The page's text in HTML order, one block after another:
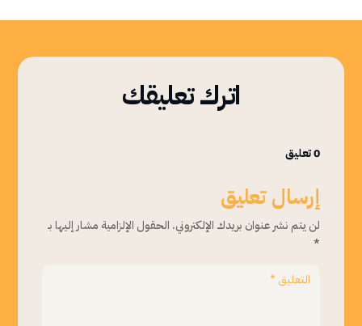
اترك تعليقك
0 تعليق
إرسال تعليق
لن يتم نشر عنوان بريدك الإلكتروني. الحقول الإلزامية مشار إليها بـ
*